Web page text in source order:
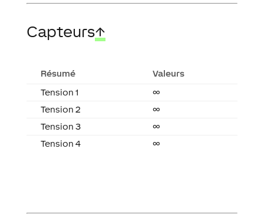
Capteurs↑
Résumé
Valeurs
Tension 1
∞
Tension 2
∞
Tension 3
∞
Tension 4
∞